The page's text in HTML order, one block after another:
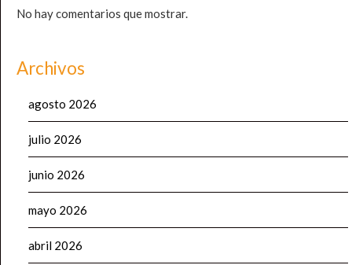
No hay comentarios que mostrar.
Archivos
agosto 2026
julio 2026
junio 2026
mayo 2026
abril 2026